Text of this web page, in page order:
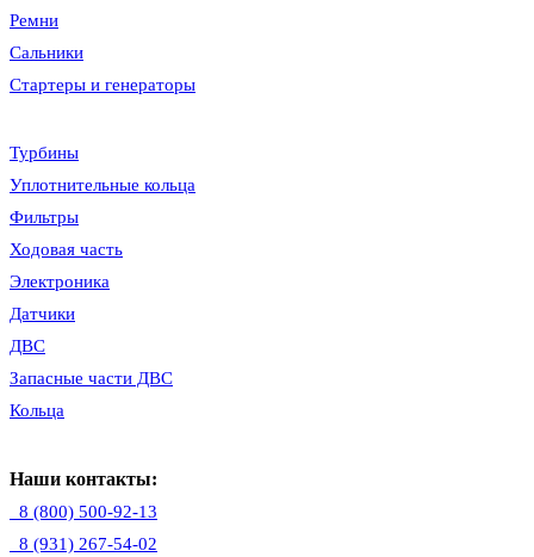
Ремни
Сальники
Стартеры и генераторы
Турбины
Уплотнительные кольца
Фильтры
Ходовая часть
Электроника
Датчики
ДВС
Запасные части ДВС
Кольца
Наши контакты:
8 (800) 500-92-13
8 (931) 267-54-02